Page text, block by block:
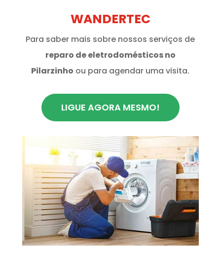
WANDERTEC
Para saber mais sobre nossos serviços de
reparo de eletrodomésticos no
Pilarzinho ou para agendar uma visita.
LIGUE AGORA MESMO!